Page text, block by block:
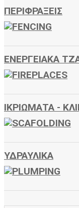
ΠΕΡΙΦΡΑΞΕΙΣ
ΕΝΕΡΓΕΙΑΚΑ
ΙΚΡΙΩΜΑΤΑ -
ΥΔΡΑΥΛΙΚΑ